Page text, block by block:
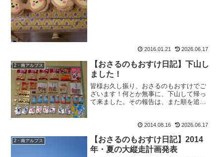
2016.01.21 2026.06.17
2・南アルプス
【おさるのもおすけ日記】下山し
ました！
皆様お久し振り、おさるのもおすけでご
ざいます！何とか無事に、下山して帰っ
て来ました。その報告は、また順を追っ
標で唯一お会いできた山ガールのさっち
ゃん。小河内非難小屋の支...
2014.08.16 2026.06.17
2・南アルプス
【おさるのもおすけ日記】2014
年・夏の大縦走計画発表